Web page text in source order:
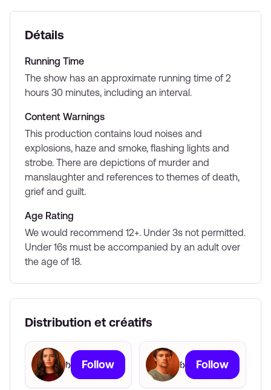
Détails
Running Time
The show has an approximate running time of 2
hours 30 minutes, including an interval.
Content Warnings
This production contains loud noises and
explosions, haze and smoke, flashing lights and
strobe. There are depictions of murder and
manslaughter and references to themes of death,
grief and guilt.
Age Rating
We would recommend 12+. Under 3s not permitted.
Under 16s must be accompanied by an adult over
the age of 18.
Distribution et créatifs
› Follow Euan Garrett
› Follow